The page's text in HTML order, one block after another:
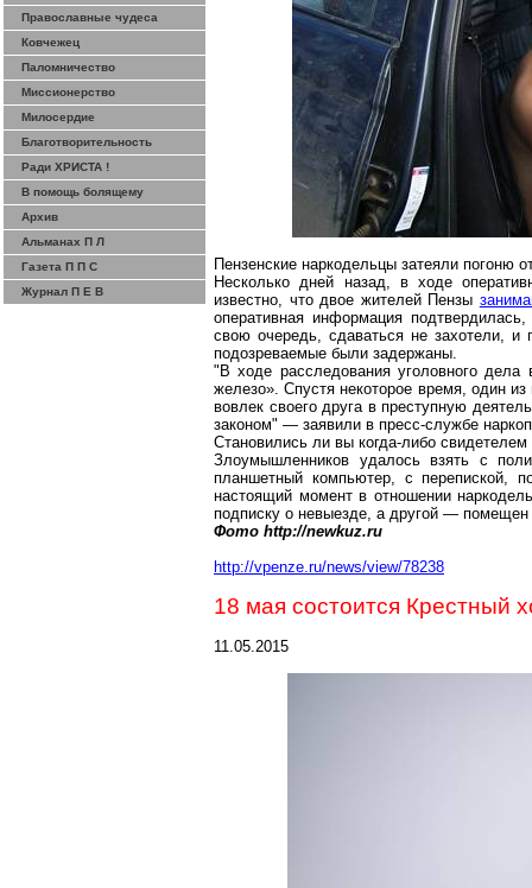
Православные чудеса
Ковчежец
Паломничество
Миссионерство
Милосердие
Благотворительность
Ради ХРИСТА !
В помощь болящему
Архив
Альманах П Л
Газета П П С
Журнал П Е В
Пензенские наркодельцы затеяли
Несколько дней назад, в ходе
известно, что двое жителей Пензы
оперативная информация
свою очередь, сдаваться не захотели, и
подозреваемые были задержаны.
"В ходе расследования уголовного дела
железо». Спустя некоторое время, один
вовлек своего друга в преступную
законом" — заявили в пресс-службе
Становились ли вы когда-либо
Злоумышленников удалось взять с
планшетный компьютер, с перепиской,
настоящий момент в отношении
подписку о невыезде, а другой —
Фото http://newkuz.ru
http://vpenze.ru/news/view/78238
18 мая состоится Крестный
11.05.2015